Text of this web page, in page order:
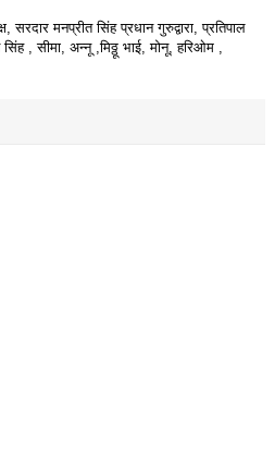
मनप्रीत सिंह प्रधान गुरुद्वारा, प्रतिपाल
, सीमा, अन्नू ,मिठ्ठू भाई, मोनू, हरिओम ,